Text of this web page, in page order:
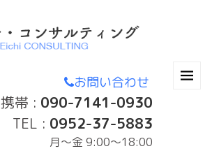
お問い合わせ
携帯 : 090-7141-0930
TEL : 0952-37-5883
月〜金 9:00～18:00